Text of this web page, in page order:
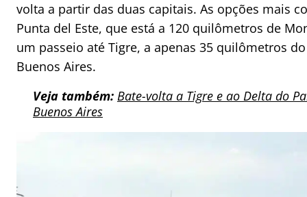
volta a partir das duas capitais. As opções mais
Punta del Este, que está a 120 quilômetros de
um passeio até Tigre, a apenas 35 quilômetros
Buenos Aires.
Veja também: Bate-volta a Tigre e ao Delta do
Buenos Aires